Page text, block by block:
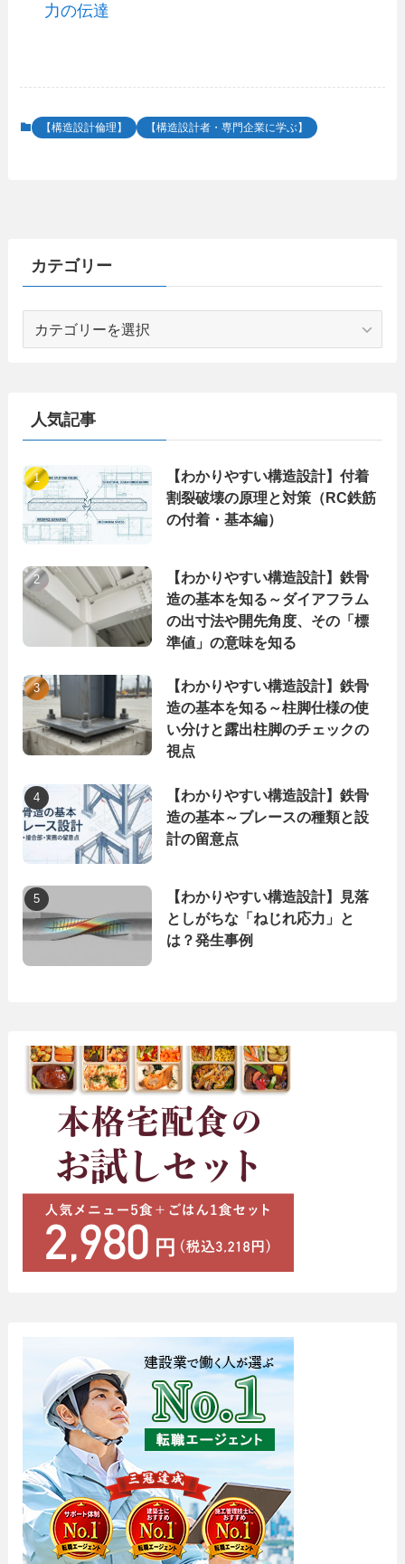
力の伝達
【構造設計倫理】 【構造設計者・専門企業に学ぶ】
カテゴリー
人気記事
【わかりやすい構造設計】付着
割裂破壊の原理と対策（RC鉄筋
の付着・基本編）
【わかりやすい構造設計】鉄骨
造の基本を知る～ダイアフラム
の出寸法や開先角度、その「標
準値」の意味を知る
【わかりやすい構造設計】鉄骨
造の基本を知る～柱脚仕様の使
い分けと露出柱脚のチェックの
視点
【わかりやすい構造設計】鉄骨
造の基本～ブレースの種類と設
計の留意点
【わかりやすい構造設計】見落
としがちな「ねじれ応力」と
は？発生事例